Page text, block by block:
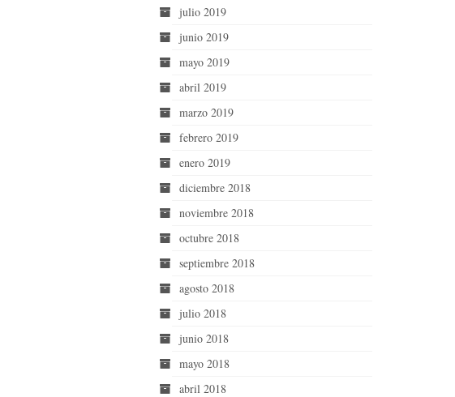
julio 2019
junio 2019
mayo 2019
abril 2019
marzo 2019
febrero 2019
enero 2019
diciembre 2018
noviembre 2018
octubre 2018
septiembre 2018
agosto 2018
julio 2018
junio 2018
mayo 2018
abril 2018